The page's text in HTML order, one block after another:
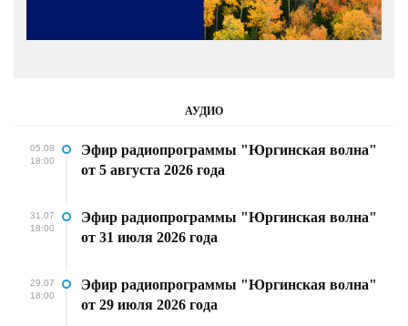
АУДИО
05.08
18:00
Эфир радиопрограммы "Юргинская волна"
от 5 августа 2026 года
31.07
18:00
Эфир радиопрограммы "Юргинская волна"
от 31 июля 2026 года
29.07
18:00
Эфир радиопрограммы "Юргинская волна"
от 29 июля 2026 года